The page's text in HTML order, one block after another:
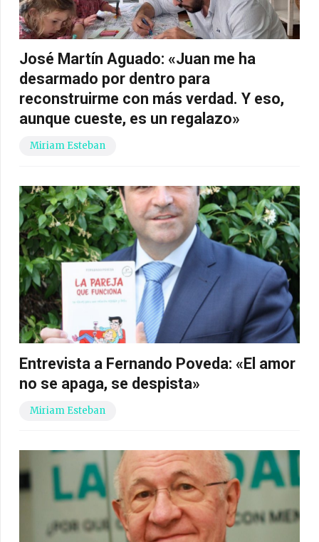
José Martín Aguado: «Juan me ha
desarmado por dentro para
reconstruirme con más verdad. Y eso,
aunque cueste, es un regalazo»
Miriam Esteban
Entrevista a Fernando Poveda: «El amor
no se apaga, se despista»
Miriam Esteban